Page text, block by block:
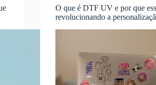
O que é DTF UV e por que
revolucionando a